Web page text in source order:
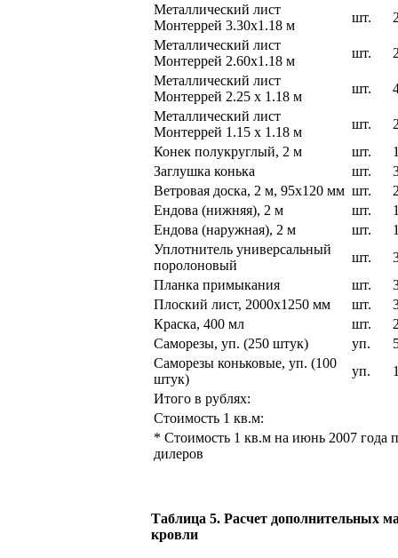
Металлический лист
Монтеррей 3.30х1.18 м
шт.
Металлический лист
Монтеррей 2.60х1.18 м
шт.
Металлический лист
Монтеррей 2.25 х 1.18 м
шт.
Металлический лист
Монтеррей 1.15 х 1.18 м
шт.
Конек полукруглый, 2 м
шт.
Заглушка конька
шт.
Ветровая доска, 2 м, 95х120 мм шт.
Ендова (нижняя), 2 м
шт.
Ендова (наружная), 2 м
шт.
Уплотнитель универсальный
поролоновый
шт.
Планка примыкания
шт.
Плоский лист, 2000х1250 мм
шт.
Краска, 400 мл
шт.
Саморезы, уп. (250 штук)
уп.
Саморезы коньковые, уп. (100
штук)
уп.
Итого в рублях:
Стоимость 1 кв.м:
* Стоимость 1 кв.м на июнь 2007 года
дилеров
Таблица 5. Расчет дополнительных
кровли